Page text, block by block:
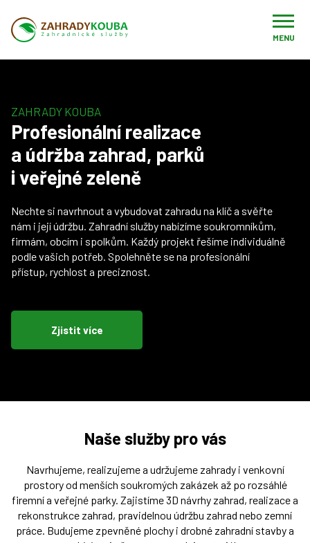
MENU
ZAHRADY KOUBA
Profesionální realizace
a údržba zahrad, parků
i veřejné zeleně
Nechte si navrhnout a vybudovat zahradu na klíč a svěřte
nám i její údržbu. Zahradní služby nabízíme soukromníkům,
firmám, obcím i spolkům. Každý projekt řešíme individuálně
podle vašich potřeb. Spolehněte se na profesionální
přístup, rychlost a preciznost.
Zjistit více
Naše služby pro vás
Navrhujeme, realizujeme a udržujeme zahrady i venkovní
prostory od menších soukromých zakázek až po rozsáhlé
firemní a veřejné parky. Zajistíme 3D návrhy zahrad, realizace a
rekonstrukce zahrad, pravidelnou údržbu zahrad nebo zemní
práce. Budujeme zpevněné plochy i drobné zahradní stavby a